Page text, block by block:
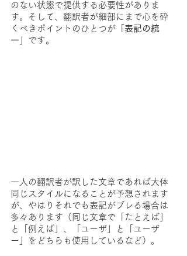
のない状態で提供する必要性がありま
す。そして、翻訳者が細部にまで心を砕
くべきポイントのひとつが「 表記の統
一 」です。
一人の翻訳者が訳した文章であれば大体
同じスタイルになることが予想されます
が、やはりそれでも表記がブレる場合は
多々あります（同じ文章で「たとえば」
と「例えば」、「ユーザ」と「ユーザ
ー」をどちらも使用しているなど）。